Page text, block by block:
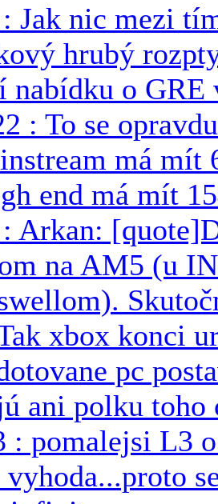
Jak nic mezi
hrubý
nabídku o GRE
: To se
má
end má mít
Arkan:
na AM5 (u
xbox konci
pc
ani polku toho
: pomalejsi L3